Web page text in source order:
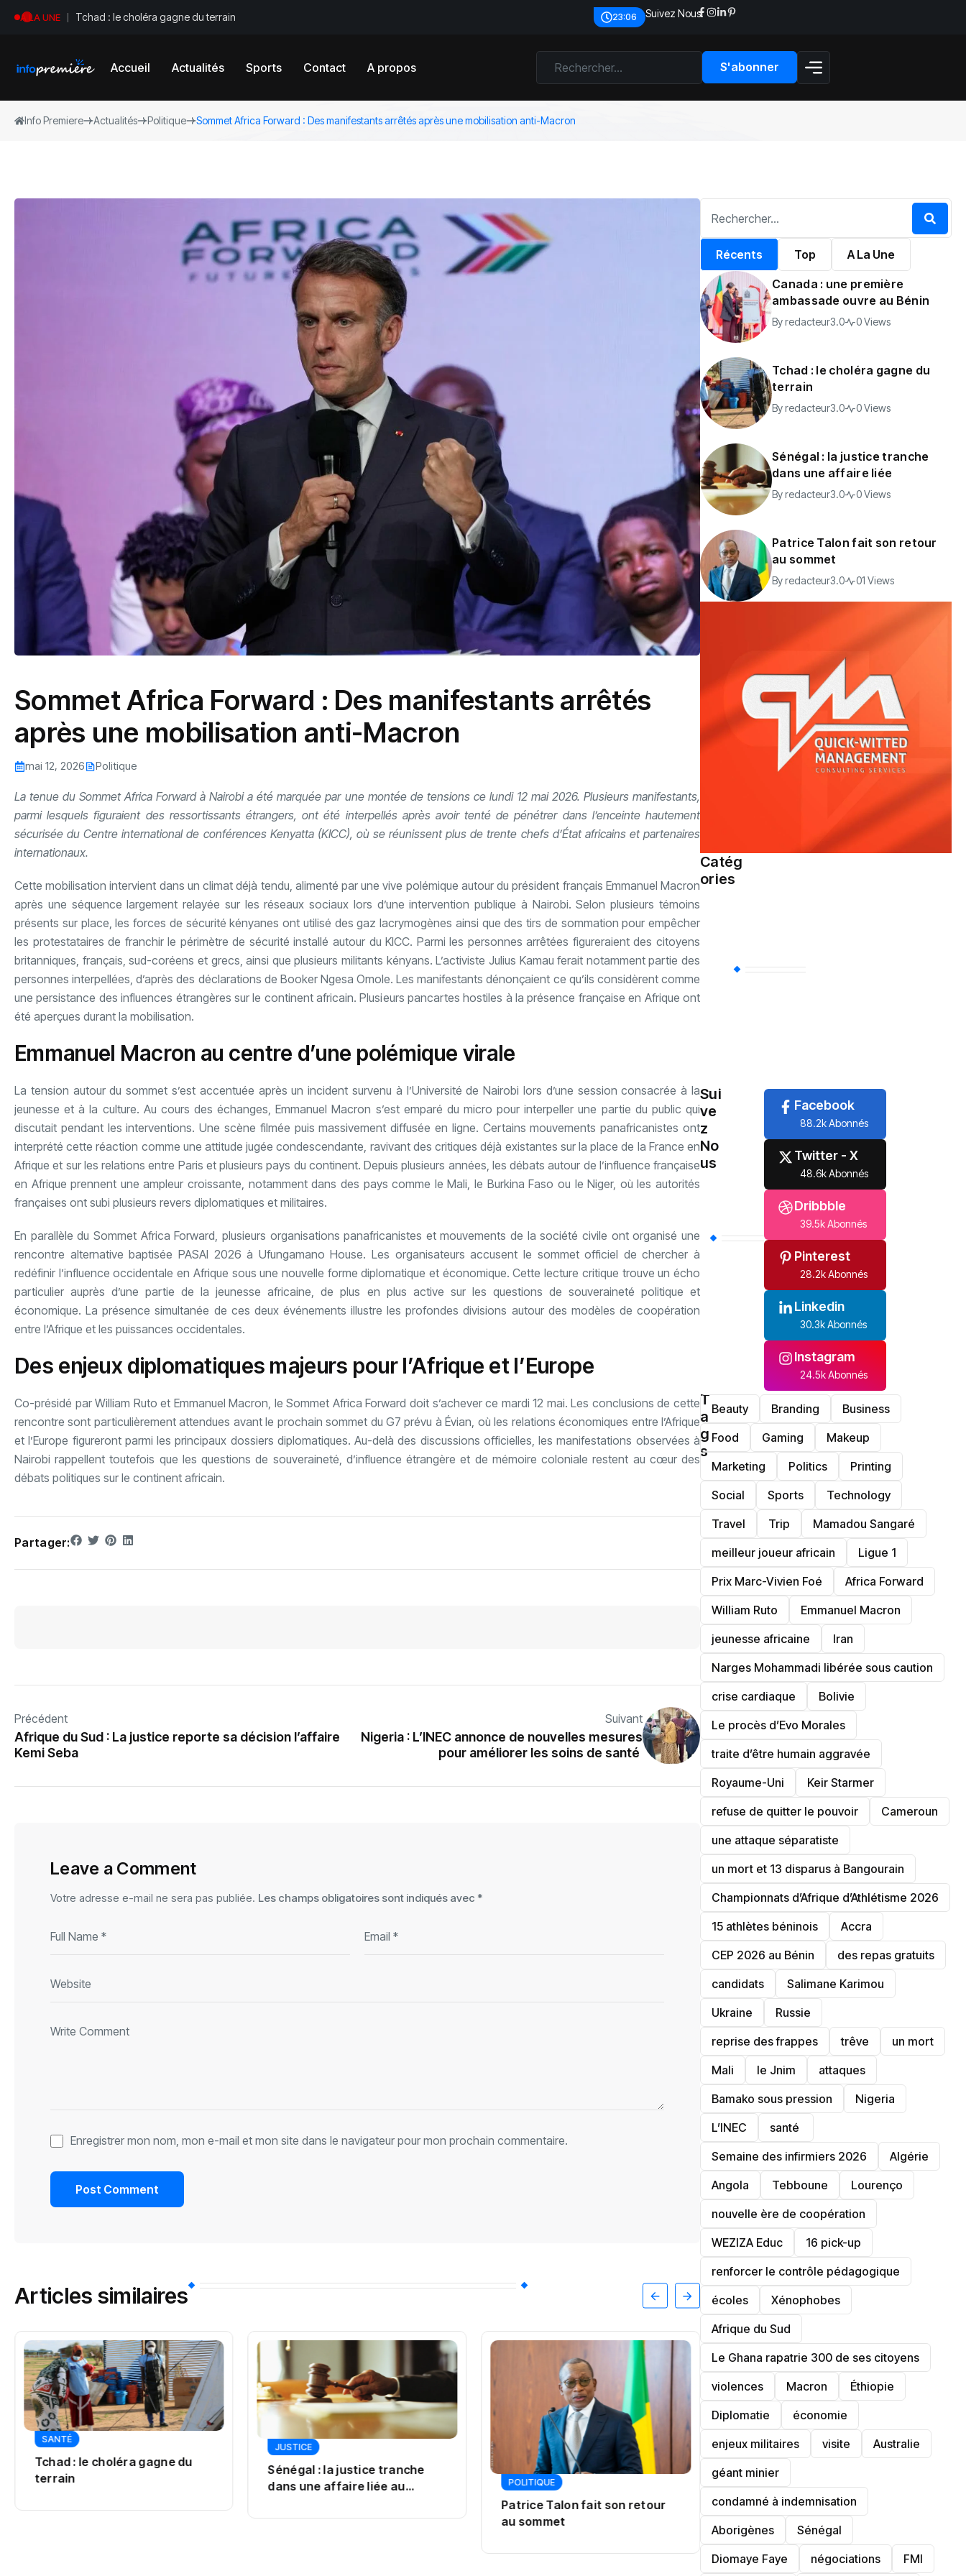
A LA UNE Tchad : le choléra gagne du terrain 23:06 Suivez Nous:
Accueil Actualités Sports Contact A propos S'abonner
Info Premiere Actualités Politique Sommet Africa Forward : Des manifestants arrêtés après une mobilisation anti-Macron
Sommet Africa Forward : Des manifestants arrêtés
après une mobilisation anti-Macron
mai 12, 2026 Politique
La tenue du Sommet Africa Forward à Nairobi a été marquée par une montée de tensions ce lundi 12 mai 2026. Plusieurs manifestants,
parmi lesquels figuraient des ressortissants étrangers, ont été interpellés après avoir tenté de pénétrer dans l’enceinte hautement
sécurisée du Centre international de conférences Kenyatta (KICC), où se réunissent plus de trente chefs d’État africains et partenaires
internationaux.
Cette mobilisation intervient dans un climat déjà tendu, alimenté par une vive polémique autour du président français Emmanuel Macron
après une séquence largement relayée sur les réseaux sociaux lors d’une intervention publique à Nairobi. Selon plusieurs témoins
présents sur place, les forces de sécurité kényanes ont utilisé des gaz lacrymogènes ainsi que des tirs de sommation pour empêcher
les protestataires de franchir le périmètre de sécurité installé autour du KICC. Parmi les personnes arrêtées figureraient des citoyens
britanniques, français, sud-coréens et grecs, ainsi que plusieurs militants kényans. L’activiste Julius Kamau ferait notamment partie des
personnes interpellées, d’après des déclarations de Booker Ngesa Omole. Les manifestants dénonçaient ce qu’ils considèrent comme
une persistance des influences étrangères sur le continent africain. Plusieurs pancartes hostiles à la présence française en Afrique ont
été aperçues durant la mobilisation.
Emmanuel Macron au centre d’une polémique virale
La tension autour du sommet s’est accentuée après un incident survenu à l’Université de Nairobi lors d’une session consacrée à la
jeunesse et à la culture. Au cours des échanges, Emmanuel Macron s’est emparé du micro pour interpeller une partie du public qui
discutait pendant les interventions. Une scène filmée puis massivement diffusée en ligne. Certains mouvements panafricanistes ont
interprété cette réaction comme une attitude jugée condescendante, ravivant des critiques déjà existantes sur la place de la France en
Afrique et sur les relations entre Paris et plusieurs pays du continent. Depuis plusieurs années, les débats autour de l’influence française
en Afrique prennent une ampleur croissante, notamment dans des pays comme le Mali, le Burkina Faso ou le Niger, où les autorités
françaises ont subi plusieurs revers diplomatiques et militaires.
En parallèle du Sommet Africa Forward, plusieurs organisations panafricanistes et mouvements de la société civile ont organisé une
rencontre alternative baptisée PASAI 2026 à Ufungamano House. Les organisateurs accusent le sommet officiel de chercher à
redéfinir l’influence occidentale en Afrique sous une nouvelle forme diplomatique et économique. Cette lecture critique trouve un écho
particulier auprès d’une partie de la jeunesse africaine, de plus en plus active sur les questions de souveraineté politique et
économique. La présence simultanée de ces deux événements illustre les profondes divisions autour des modèles de coopération
entre l’Afrique et les puissances occidentales.
Des enjeux diplomatiques majeurs pour l’Afrique et l’Europe
Co-présidé par William Ruto et Emmanuel Macron, le Sommet Africa Forward doit s’achever ce mardi 12 mai. Les conclusions de cette
rencontre sont particulièrement attendues avant le prochain sommet du G7 prévu à Évian, où les relations économiques entre l’Afrique
et l’Europe figureront parmi les principaux dossiers diplomatiques. Au-delà des discussions officielles, les manifestations observées à
Nairobi rappellent toutefois que les questions de souveraineté, d’influence étrangère et de mémoire coloniale restent au cœur des
débats politiques sur le continent africain.
Partager:
Précédent
Afrique du Sud : La justice reporte sa décision l’affaire
Kemi Seba
Suivant
‎Nigeria : L’INEC annonce de nouvelles mesures
pour améliorer les soins de santé ‎
Leave a Comment
Votre adresse e-mail ne sera pas publiée. Les champs obligatoires sont indiqués avec *
Enregistrer mon nom, mon e-mail et mon site dans le navigateur pour mon prochain commentaire.
Articles similaires
SANTÉ
Tchad : le choléra gagne du
terrain
JUSTICE
Sénégal : la justice tranche
dans une affaire liée au
POLITIQUE
Patrice Talon fait son retour
au sommet
TRANSPORT
Afrique du Sud : le visa papier
Récents Top A La Une
Canada : une première
ambassade ouvre au Bénin
Byredacteur3.0 0 Views
Tchad : le choléra gagne du
terrain
Byredacteur3.0 0 Views
Sénégal : la justice tranche
dans une affaire liée
Byredacteur3.0 0 Views
Patrice Talon fait son retour
au sommet
Byredacteur3.0 01 Views
Catég
ories
Sui
ve
z
No
us
Facebook
88.2k Abonnés
Twitter - X
48.6k Abonnés
Dribbble
39.5k Abonnés
Pinterest
28.2k Abonnés
Linkedin
30.3k Abonnés
Instagram
24.5k Abonnés
T
a
g
s
Beauty Branding
Business
Food
Gaming
Makeup
Marketing
Politics
Printing
Social
Sports
Technology
Travel
Trip
Mamadou Sangaré
meilleur joueur africain
Ligue 1
Prix Marc-Vivien Foé
‎Africa Forward
William Ruto
Emmanuel Macron
jeunesse africaine
‎Iran
Narges Mohammadi libérée sous caution
crise cardiaque
‎Bolivie
Le procès d’Evo Morales
traite d’être humain aggravée
‎Royaume-Uni
Keir Starmer
refuse de quitter le pouvoir
‎Cameroun
une attaque séparatiste
un mort et 13 disparus à Bangourain
‎Championnats d’Afrique d’Athlétisme 2026
15 athlètes béninois
Accra
‎CEP 2026 au Bénin
des repas gratuits
candidats
Salimane Karimou
Ukraine
Russie
reprise des frappes
trêve
un mort
Mali
le Jnim
attaques
Bamako sous pression
‎Nigeria
L’INEC
santé ‎
Semaine des infirmiers 2026
‎Algérie
Angola
Tebboune
Lourenço
nouvelle ère de coopération
‎WEZIZA Educ
16 pick-up
renforcer le contrôle pédagogique
écoles
‎Xénophobes
Afrique du Sud
Le Ghana rapatrie 300 de ses citoyens
violences
Macron
Éthiopie
Diplomatie
économie
enjeux militaires
visite
‎Australie
géant minier
condamné à indemnisation
Aborigènes
Sénégal
Diomaye Faye
négociations FMI